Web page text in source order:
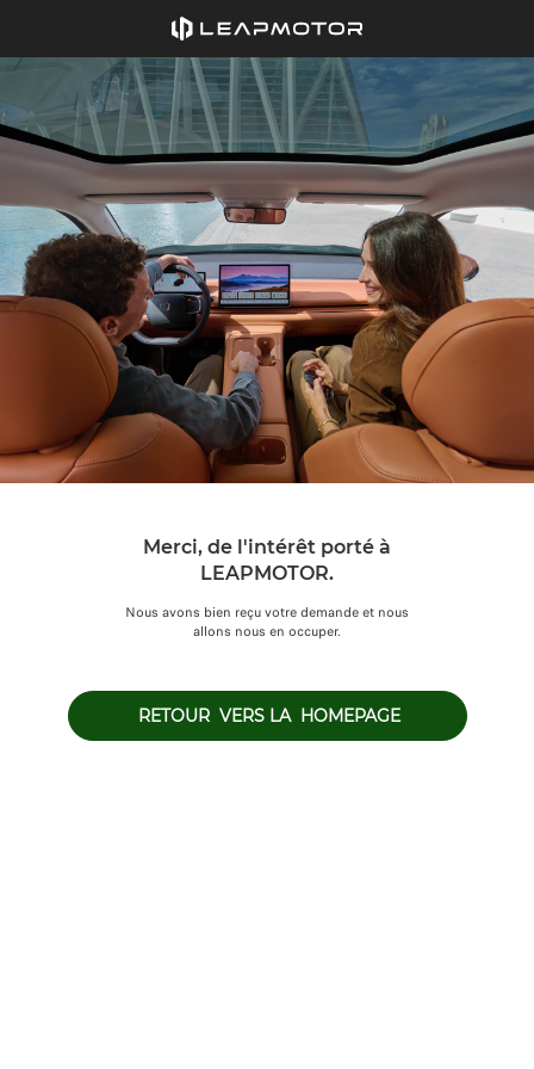
Merci, de l'intérêt porté à
LEAPMOTOR.
Nous avons bien reçu votre demande et nous
allons nous en occuper.
RETOUR  VERS LA  HOMEPAGE